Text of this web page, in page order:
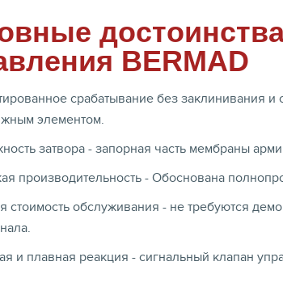
BERMAD
срабатывание без заклинивания
элементом.
затвора - запорная часть мембраны
производительность - Обоснована
стоимость обслуживания - не требуются
и плавная реакция - сигнальный клапан